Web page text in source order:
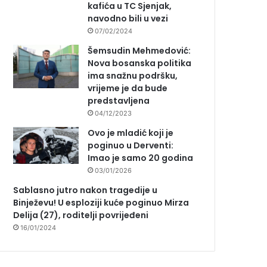
kafića u TC Sjenjak,
navodno bili u vezi
07/02/2024
Šemsudin Mehmedović:
Nova bosanska politika
ima snažnu podršku,
vrijeme je da bude
predstavljena
04/12/2023
Ovo je mladić koji je
poginuo u Derventi:
Imao je samo 20 godina
03/01/2026
Sablasno jutro nakon tragedije u
Binježevu! U esploziji kuće poginuo Mirza
Delija (27), roditelji povrijeđeni
16/01/2024